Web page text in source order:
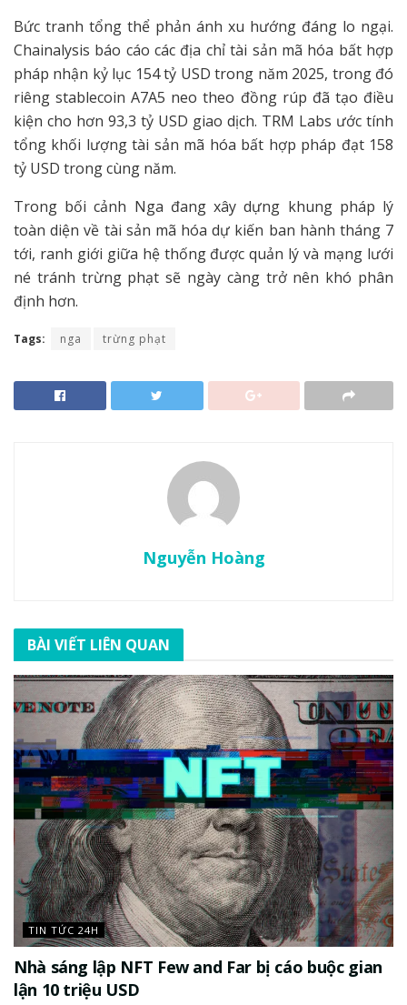
Bức tranh tổng thể phản ánh xu hướng đáng lo ngại.
Chainalysis báo cáo các địa chỉ tài sản mã hóa bất hợp
pháp nhận kỷ lục 154 tỷ USD trong năm 2025, trong đó
riêng stablecoin A7A5 neo theo đồng rúp đã tạo điều
kiện cho hơn 93,3 tỷ USD giao dịch. TRM Labs ước tính
tổng khối lượng tài sản mã hóa bất hợp pháp đạt 158
tỷ USD trong cùng năm.
Trong bối cảnh Nga đang xây dựng khung pháp lý
toàn diện về tài sản mã hóa dự kiến ban hành tháng 7
tới, ranh giới giữa hệ thống được quản lý và mạng lưới
né tránh trừng phạt sẽ ngày càng trở nên khó phân
định hơn.
Tags: nga trừng phạt
Nguyễn Hoàng
BÀI VIẾT LIÊN QUAN
TIN TỨC 24H
Nhà sáng lập NFT Few and Far bị cáo buộc gian
lận 10 triệu USD